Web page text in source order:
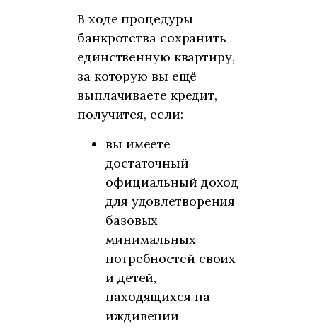
В ходе процедуры
банкротства сохранить
единственную квартиру,
за которую вы ещё
выплачиваете кредит,
получится, если:
вы имеете
достаточный
официальный доход
для удовлетворения
базовых
минимальных
потребностей своих
и детей,
находящихся на
иждивении